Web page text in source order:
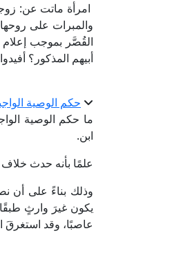
امرأة ماتت عن:
والمبرات على
القُصَّر بموجب
أبيهم المذكور؟
حكم الوصية
ما حكم الوصية
ابن.
علمًا بأنه حدث
وذلك بناءً على أن
عاصبًا، وقد